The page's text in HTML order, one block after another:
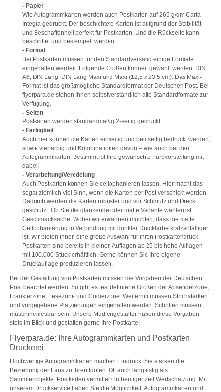
- Papier
Wie Autogrammkarten werden auch Postkarten auf 265 g/qm Carta
Integra gedruckt. Der beschichtete Karton ist aufgrund der Stabilität
und Beschaffenheit perfekt für Postkarten. Und die Rückseite kann
beschriftet und bestempelt werden.
- Format
Bei Postkarten müssen für den Standardversand einige Formate
eingehalten werden. Folgende Größen können gewählt werden: DIN
A6, DIN Lang, DIN Lang Maxi und Maxi (12,5 x 23,5 cm). Das Maxi-
Format ist das größtmögliche Standardformat der Deutschen Post. Bei
flyerpara.de stehen Ihnen selbstverständlich alle Standardformate zur
Verfügung.
- Seiten
Postkarten werden standardmäßig 2-seitig gedruckt.
- Farbigkeit
Auch hier können die Karten einseitig und beidseitig bedruckt werden,
sowie vierfarbig und Kombinationen davon – wie auch bei den
Autogrammkarten. Bestimmt ist Ihre gewünschte Farbvorstellung mit
dabei!
- Verarbeitung/Veredelung
Auch Postkarten können Sie cellophanieren lassen. Hier macht das
sogar ziemlich viel Sinn, wenn die Karten per Post verschickt werden.
Dadurch werden die Karten robuster und vor Schmutz und Dreck
geschützt. Ob Sie die glänzende oder matte Variante wählen ist
Geschmacksache. Wobei wir erwähnen möchten, dass die matte
Cellophanierung in Verbindung mit dunkler Druckfarbe kratzanfälliger
ist. Wir bieten Ihnen eine große Auswahl für Ihren Postkartendruck.
Postkarten sind bereits in kleinen Auflagen ab 25 bis hohe Auflagen
mit 100.000 Stück erhältlich. Gerne können Sie Ihre eigene
Druckauflage produzieren lassen.
Bei der Gestaltung von Postkarten müssen die Vorgaben der Deutschen
Post beachtet werden. So gibt es fest definierte Größen der Absenderzone,
Frankierzone, Lesezone und Codierzone. Weiterhin müssen Strichstärken
und vorgegebene Platzierungen eingehalten werden. Schriften müssen
maschinenlesbar sein. Unsere Mediengestalter haben diese Vorgaben
stets im Blick und gestalten gerne Ihre Postkarte!
Flyerpara.de: Ihre Autogrammkarten und Postkarten
Druckerei
Hochwertige Autogrammkarten machen Eindruck. Sie stärken die
Beziehung der Fans zu ihren Idolen. Oft auch langfristig als
Sammlerobjekte. Postkarten vermitteln in heutiger Zeit Wertschätzung. Mit
unserem Druckservice haben Sie die Möglichkeit, Autogrammkarten und